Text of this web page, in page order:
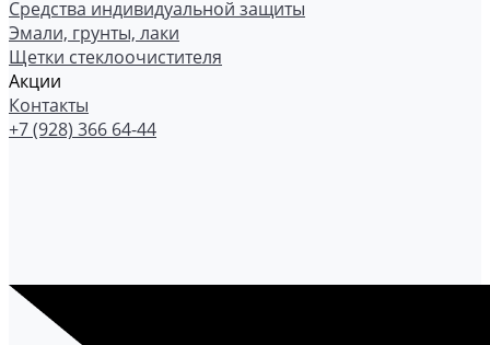
Средства индивидуальной защиты
Эмали, грунты, лаки
Щетки стеклоочистителя
Акции
Контакты
+7 (928) 366 64-44